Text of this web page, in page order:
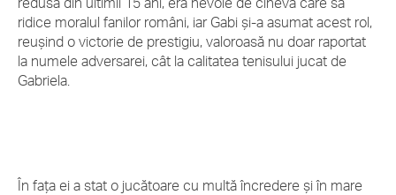
ridice moralul fanilor români, iar Gabi și-a asumat acest rol,
reușind o victorie de prestigiu, valoroasă nu doar raportat
la numele adversarei, cât la calitatea tenisului jucat de
Gabriela.
În fața ei a stat o jucătoare cu multă încredere și în mare